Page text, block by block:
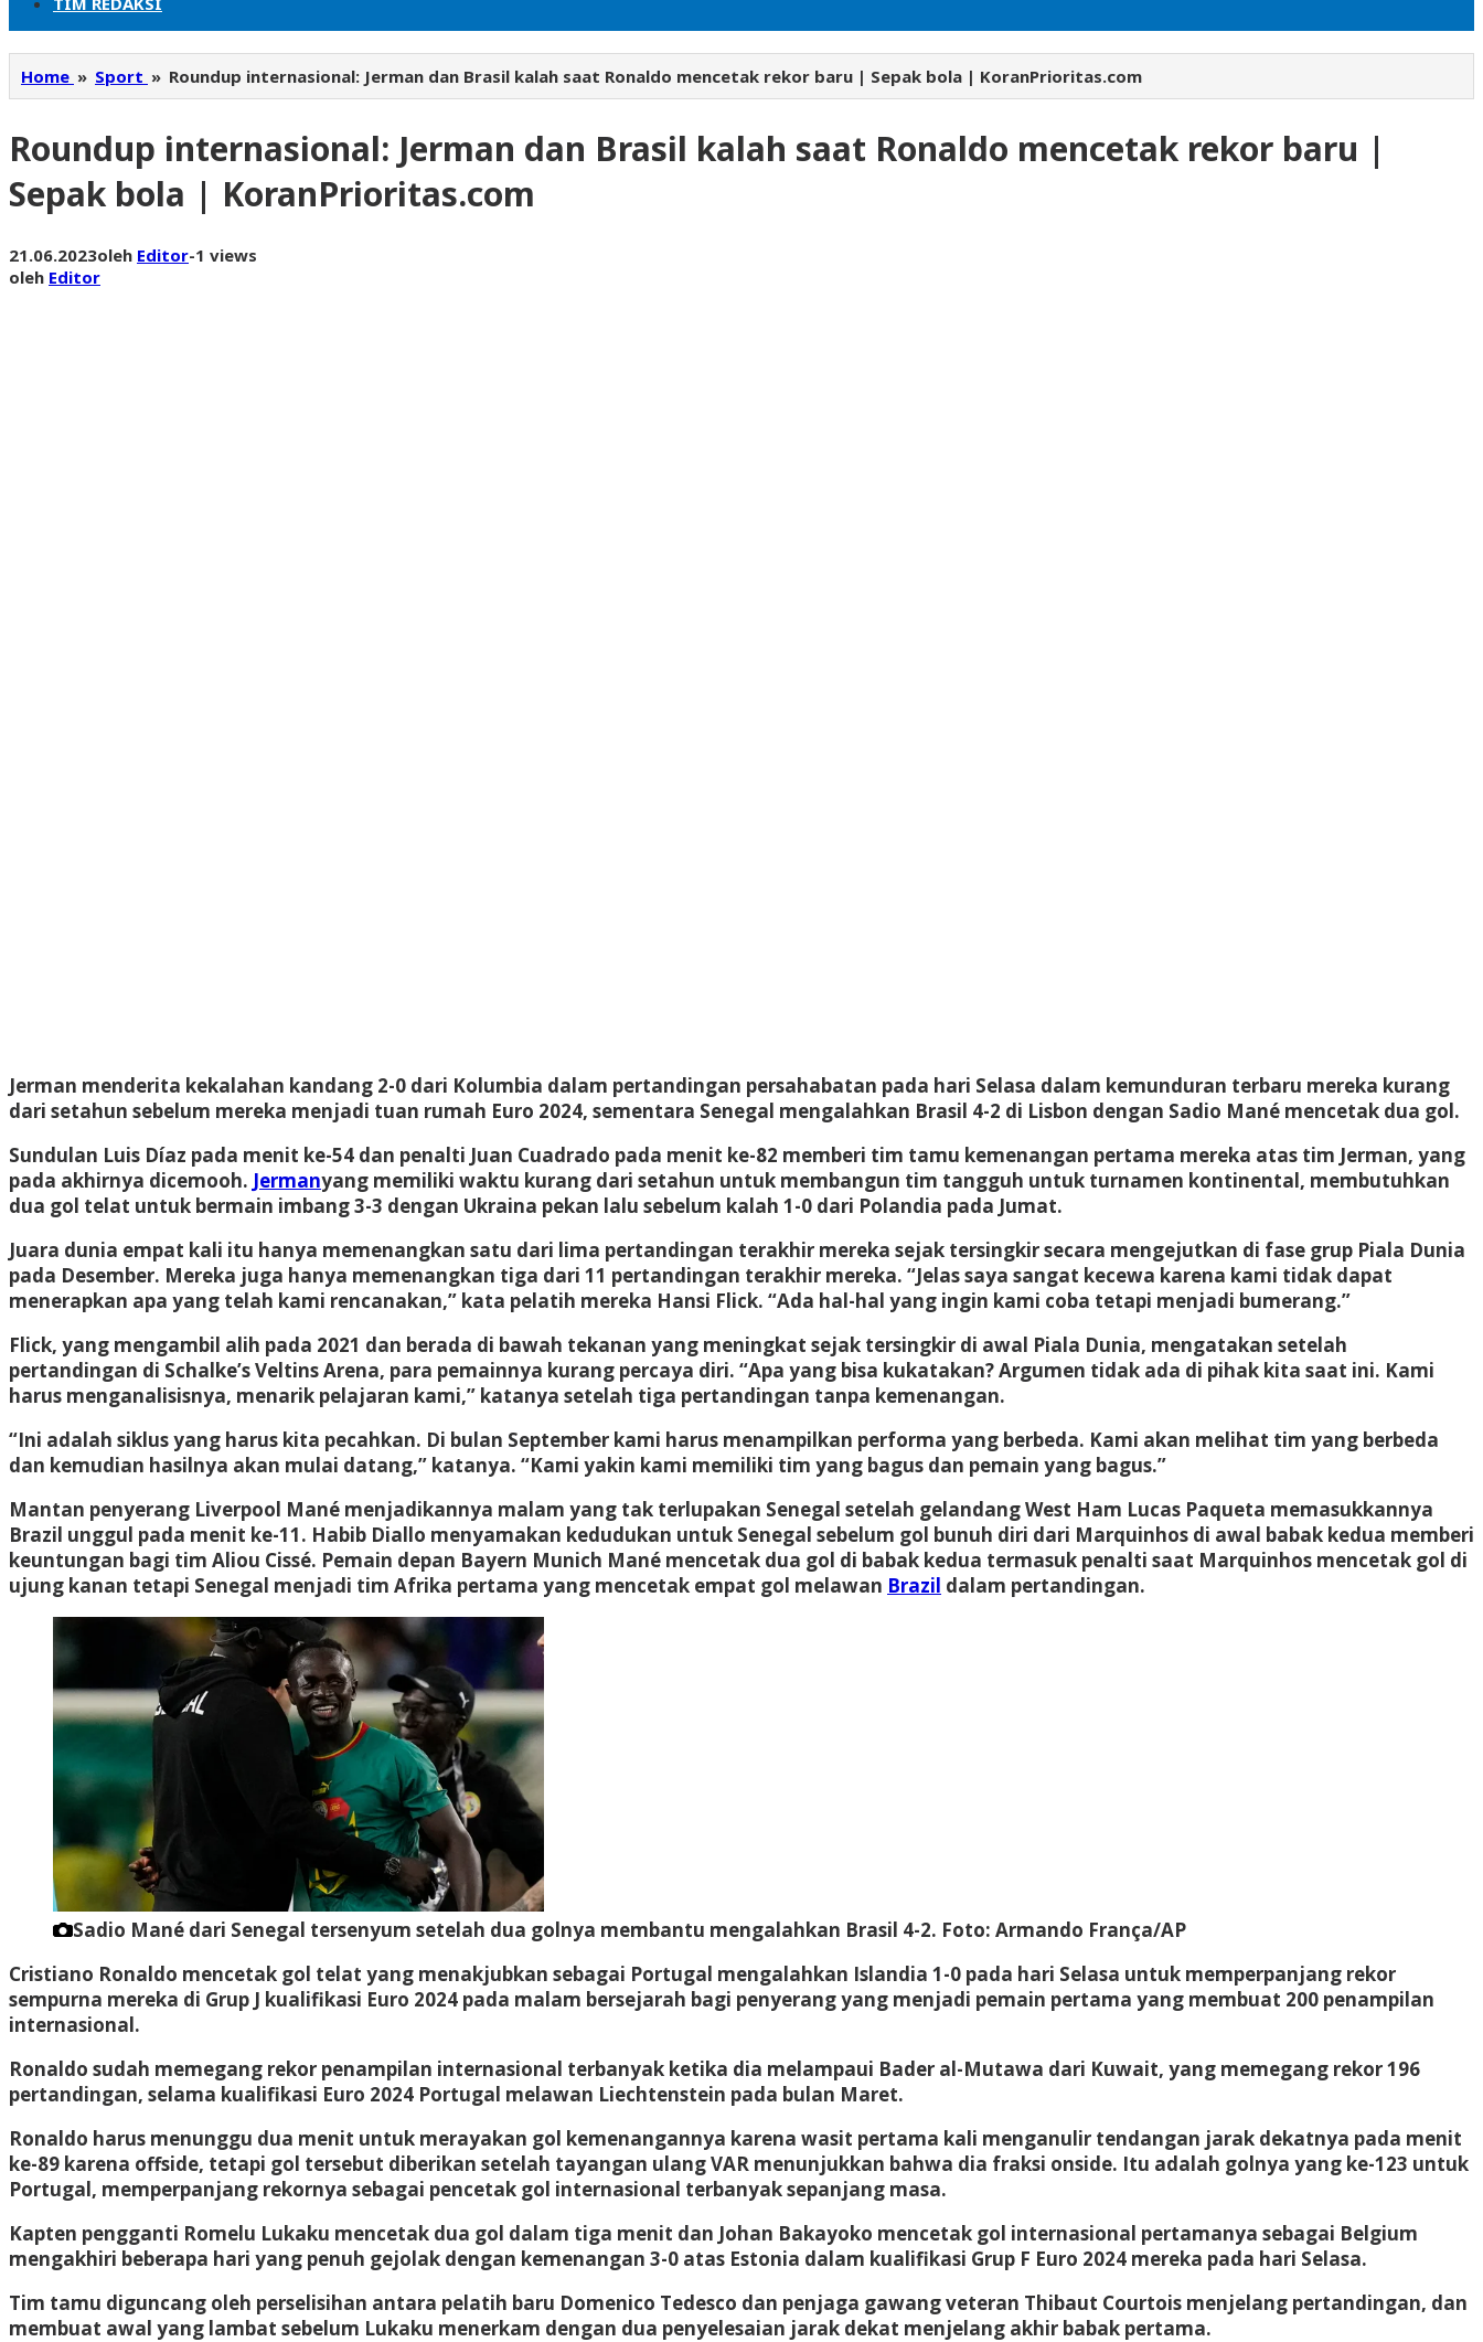
Home » Sport » Roundup internasional: Jerman dan Brasil kalah saat Ronaldo mencetak rekor baru | Sepak bola | KoranPrioritas.com
Roundup internasional: Jerman dan Brasil kalah saat Ronaldo mencetak rekor baru |
Sepak bola | KoranPrioritas.com
21.06.2023oleh Editor-1 views
oleh Editor
Jerman menderita kekalahan kandang 2-0 dari Kolumbia dalam pertandingan persahabatan pada hari Selasa dalam kemunduran terbaru mereka kurang
dari setahun sebelum mereka menjadi tuan rumah Euro 2024, sementara Senegal mengalahkan Brasil 4-2 di Lisbon dengan Sadio Mané mencetak dua gol.
Sundulan Luis Díaz pada menit ke-54 dan penalti Juan Cuadrado pada menit ke-82 memberi tim tamu kemenangan pertama mereka atas tim Jerman, yang
pada akhirnya dicemooh. Jermanyang memiliki waktu kurang dari setahun untuk membangun tim tangguh untuk turnamen kontinental, membutuhkan
dua gol telat untuk bermain imbang 3-3 dengan Ukraina pekan lalu sebelum kalah 1-0 dari Polandia pada Jumat.
Juara dunia empat kali itu hanya memenangkan satu dari lima pertandingan terakhir mereka sejak tersingkir secara mengejutkan di fase grup Piala Dunia
pada Desember. Mereka juga hanya memenangkan tiga dari 11 pertandingan terakhir mereka. “Jelas saya sangat kecewa karena kami tidak dapat
menerapkan apa yang telah kami rencanakan,” kata pelatih mereka Hansi Flick. “Ada hal-hal yang ingin kami coba tetapi menjadi bumerang.”
Flick, yang mengambil alih pada 2021 dan berada di bawah tekanan yang meningkat sejak tersingkir di awal Piala Dunia, mengatakan setelah
pertandingan di Schalke’s Veltins Arena, para pemainnya kurang percaya diri. “Apa yang bisa kukatakan? Argumen tidak ada di pihak kita saat ini. Kami
harus menganalisisnya, menarik pelajaran kami,” katanya setelah tiga pertandingan tanpa kemenangan.
“Ini adalah siklus yang harus kita pecahkan. Di bulan September kami harus menampilkan performa yang berbeda. Kami akan melihat tim yang berbeda
dan kemudian hasilnya akan mulai datang,” katanya. “Kami yakin kami memiliki tim yang bagus dan pemain yang bagus.”
Mantan penyerang Liverpool Mané menjadikannya malam yang tak terlupakan Senegal setelah gelandang West Ham Lucas Paqueta memasukkannya
Brazil unggul pada menit ke-11. Habib Diallo menyamakan kedudukan untuk Senegal sebelum gol bunuh diri dari Marquinhos di awal babak kedua memberi
keuntungan bagi tim Aliou Cissé. Pemain depan Bayern Munich Mané mencetak dua gol di babak kedua termasuk penalti saat Marquinhos mencetak gol di
ujung kanan tetapi Senegal menjadi tim Afrika pertama yang mencetak empat gol melawan Brazil dalam pertandingan.
Sadio Mané dari Senegal tersenyum setelah dua golnya membantu mengalahkan Brasil 4-2. Foto: Armando França/AP
Cristiano Ronaldo mencetak gol telat yang menakjubkan sebagai Portugal mengalahkan Islandia 1-0 pada hari Selasa untuk memperpanjang rekor
sempurna mereka di Grup J kualifikasi Euro 2024 pada malam bersejarah bagi penyerang yang menjadi pemain pertama yang membuat 200 penampilan
internasional.
Ronaldo sudah memegang rekor penampilan internasional terbanyak ketika dia melampaui Bader al-Mutawa dari Kuwait, yang memegang rekor 196
pertandingan, selama kualifikasi Euro 2024 Portugal melawan Liechtenstein pada bulan Maret.
Ronaldo harus menunggu dua menit untuk merayakan gol kemenangannya karena wasit pertama kali menganulir tendangan jarak dekatnya pada menit
ke-89 karena offside, tetapi gol tersebut diberikan setelah tayangan ulang VAR menunjukkan bahwa dia fraksi onside. Itu adalah golnya yang ke-123 untuk
Portugal, memperpanjang rekornya sebagai pencetak gol internasional terbanyak sepanjang masa.
Kapten pengganti Romelu Lukaku mencetak dua gol dalam tiga menit dan Johan Bakayoko mencetak gol internasional pertamanya sebagai Belgium
mengakhiri beberapa hari yang penuh gejolak dengan kemenangan 3-0 atas Estonia dalam kualifikasi Grup F Euro 2024 mereka pada hari Selasa.
Tim tamu diguncang oleh perselisihan antara pelatih baru Domenico Tedesco dan penjaga gawang veteran Thibaut Courtois menjelang pertandingan, dan
membuat awal yang lambat sebelum Lukaku menerkam dengan dua penyelesaian jarak dekat menjelang akhir babak pertama.